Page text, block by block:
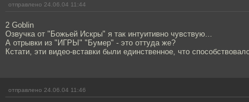
отправлено 24.06.04 11:44
2 Goblin
Озвучка от "Божьей Искры" я так интуитивно чувствую...
А отрывки из "ИГРЫ" "Бумер" - это оттуда же?
Кстати, эти видео-вставки были единственное, что
отправлено 24.06.04 11:46